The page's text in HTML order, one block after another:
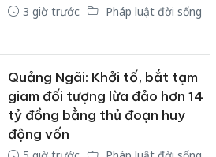
3 giờ trước Pháp luật đời sống
Quảng Ngãi: Khởi tố, bắt tạm
giam đối tượng lừa đảo hơn 14
tỷ đồng bằng thủ đoạn huy
động vốn